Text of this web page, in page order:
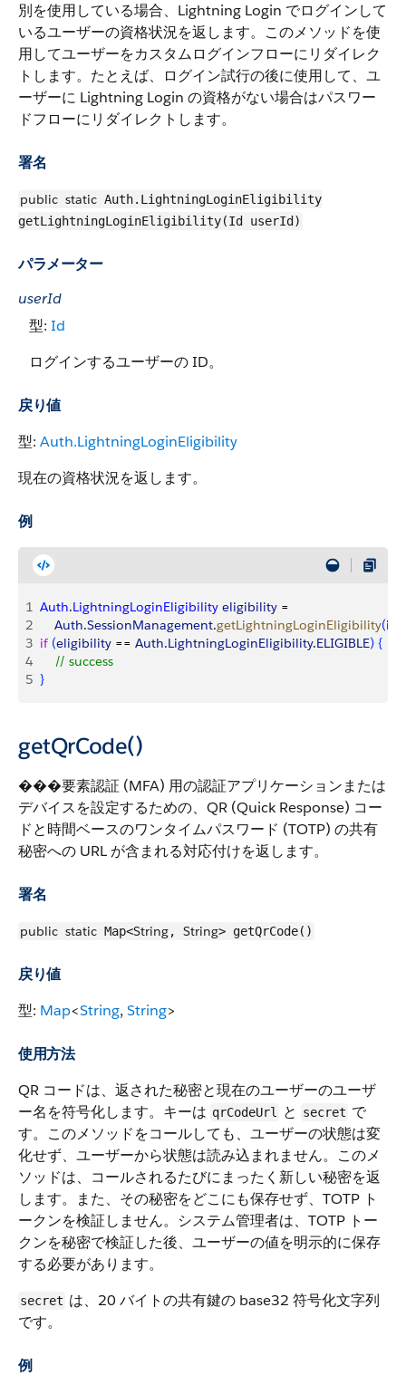
別を使用している場合、Lightning Login でログインして
いるユーザーの資格状況を返します。このメソッドを使
用してユーザーをカスタムログインフローにリダイレク
トします。たとえば、ログイン試行の後に使用して、ユ
ーザーに Lightning Login の資格がない場合はパスワー
ドフローにリダイレクトします。
署名
public static Auth.LightningLoginEligibility
getLightningLoginEligibility(Id userId)
パラメーター
userId
型: Id
ログインするユーザーの ID。
戻り値
型: Auth.LightningLoginEligibility
現在の資格状況を返します。
例
1 Auth.LightningLoginEligibility eligibility =
2
    Auth
.SessionManagement.getLightningLoginEligibility(id
3 if (eligibility == Auth.LightningLoginEligibility.ELIGIBLE) {
4
    // success
5 }
getQrCode()
���要素認証 (MFA) 用の認証アプリケーションまたは
デバイスを設定するための、QR (Quick Response) コー
ドと時間ベースのワンタイムパスワード (TOTP) の共有
秘密への URL が含まれる対応付けを返します。
署名
public static Map<String, String> getQrCode()
戻り値
型: Map<String, String>
使用方法
QR コードは、返された秘密と現在のユーザーのユーザ
ー名を符号化します。キーは qrCodeUrl と secret で
す。このメソッドをコールしても、ユーザーの状態は変
化せず、ユーザーから状態は読み込まれません。このメ
ソッドは、コールされるたびにまったく新しい秘密を返
します。また、その秘密をどこにも保存せず、TOTP ト
ークンを検証しません。システム管理者は、TOTP トー
クンを秘密で検証した後、ユーザーの値を明示的に保存
する必要があります。
secret は、20 バイトの共有鍵の base32 符号化文字列
です。
例